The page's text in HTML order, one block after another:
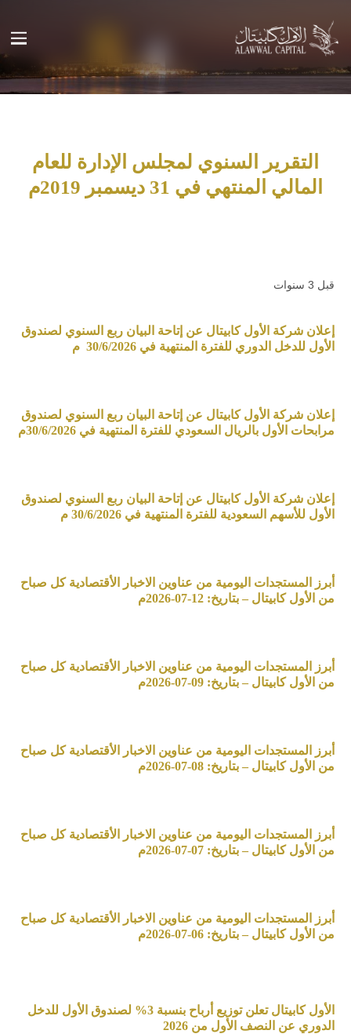
التقرير السنوي لمجلس الإدارة للعام
المالي المنتهي في 31 ديسمبر 2019م
قبل 3 سنوات
إعلان شركة الأول كابيتال عن إتاحة البيان ربع السنوي لصندوق
الأول للدخل الدوري للفترة المنتهية في 30/6/2026 م
إعلان شركة الأول كابيتال عن إتاحة البيان ربع السنوي لصندوق
مرابحات الأول بالريال السعودي للفترة المنتهية في 30/6/2026م
إعلان شركة الأول كابيتال عن إتاحة البيان ربع السنوي لصندوق
الأول للأسهم السعودية للفترة المنتهية في 30/6/2026 م
أبرز المستجدات اليومية من عناوين الاخبار الأقتصادية كل صباح
من الأول كابيتال – بتاريخ: 12-07-2026م
أبرز المستجدات اليومية من عناوين الاخبار الأقتصادية كل صباح
من الأول كابيتال – بتاريخ: 09-07-2026م
أبرز المستجدات اليومية من عناوين الاخبار الأقتصادية كل صباح
من الأول كابيتال – بتاريخ: 08-07-2026م
أبرز المستجدات اليومية من عناوين الاخبار الأقتصادية كل صباح
من الأول كابيتال – بتاريخ: 07-07-2026م
أبرز المستجدات اليومية من عناوين الاخبار الأقتصادية كل صباح
من الأول كابيتال – بتاريخ: 06-07-2026م
الأول كابيتال تعلن توزيع أرباح بنسبة 3% لصندوق الأول للدخل
الدوري عن النصف الأول من 2026